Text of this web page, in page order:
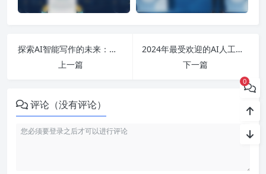
探索AI智能写作的未来：从海尔兄弟到免费创作软件的无限可能
上一篇
2024年最受欢迎的AI人工智能写作平台：免费软件、在线工具及应用深度解析
下一篇
评论（没有评论）
0